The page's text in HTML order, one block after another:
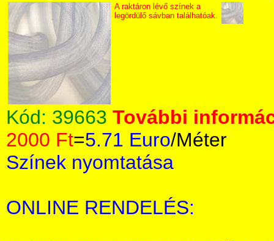
A raktáron lévő színek a
legördülő sávban találhatóak.
Kód: 39663 További
2000 Ft=5.71 Euro/Méter
Színek nyomtatása
ONLINE RENDELÉS: